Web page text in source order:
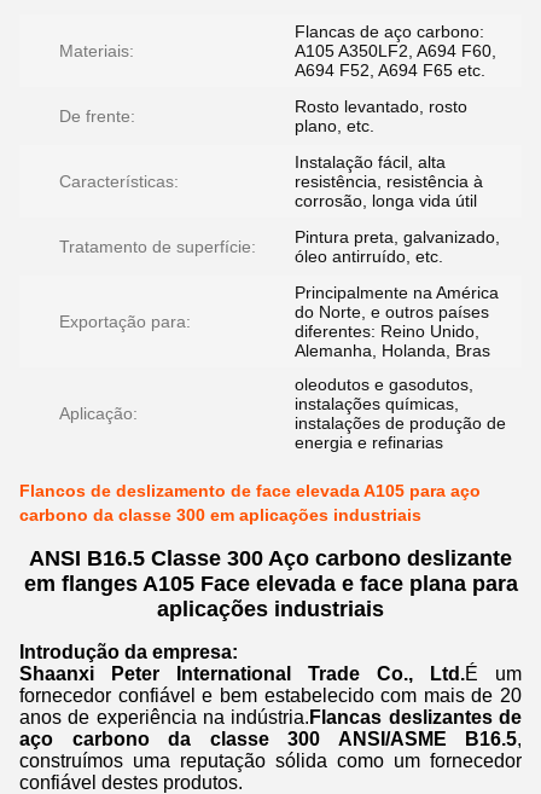
Materiais:
Flancas de aço carbono:
A105 A350LF2, A694 F60,
A694 F52, A694 F65 etc.
De frente:
Rosto levantado, rosto
plano, etc.
Características:
Instalação fácil, alta
resistência, resistência à
corrosão, longa vida útil
Tratamento de superfície:
Pintura preta, galvanizado,
óleo antirruído, etc.
Exportação para:
Principalmente na América
do Norte, e outros países
diferentes: Reino Unido,
Alemanha, Holanda, Bras
Aplicação:
oleodutos e gasodutos,
instalações químicas,
instalações de produção de
energia e refinarias
Flancos de deslizamento de face elevada A105 para aço
carbono da classe 300 em aplicações industriais
ANSI B16.5 Classe 300 Aço carbono deslizante
em flanges A105 Face elevada e face plana para
aplicações industriais
Introdução da empresa:
Shaanxi Peter International Trade Co., Ltd.É um
fornecedor confiável e bem estabelecido com mais de 20
anos de experiência na indústria. Flancas deslizantes de
aço carbono da classe 300 ANSI/ASME B16.5,
construímos uma reputação sólida como um fornecedor
confiável destes produtos.